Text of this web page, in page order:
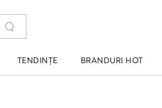
TENDINȚE BRANDURI HOT